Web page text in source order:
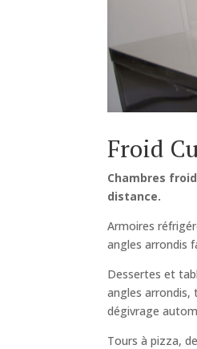
Froid
Chambres
distance.
Armoires
angles arrondis
Dessertes et
angles
dégivrage
Tours à pizza,